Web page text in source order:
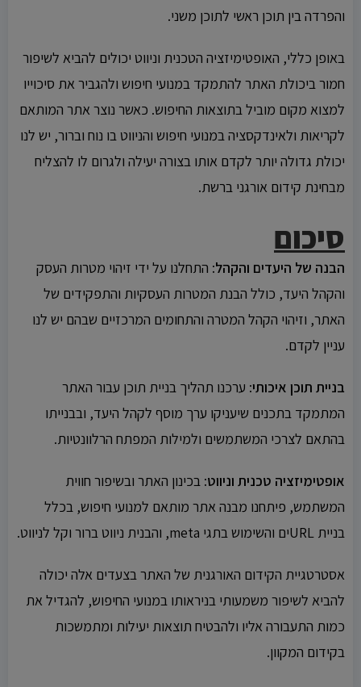
והפרדה בין תוכן ראשי לתוכן משני.
באופן כללי, האופטימיזציה הטכנית וניווט יכולים להביא לשיפור
חמור ביכולת האתר להתמקד במנועי חיפוש ולהגביר את סיכוייו
למצוא מקום מוביל בתוצאות החיפוש. כאשר נוצר אתר המותאם
לקריאות ולאינדקסציה במנועי חיפוש והניווט בו נוח וברור, יש לנו
יכולת גדולה יותר לקדם אותו בצורה יעילה ולגרום לו להצליח
מבחינת קידום אורגני ברשת.
סיכום
הבנה של היעדים והקהל: התחלנו על ידי זיהוי מטרות העסק
והקהל היעד, כולל הבנת המטרות העסקיות והתפקידים של
האתר, וזיהוי הקהל המטרה והתחומים המרכזיים שבהם יש לנו
עניין לקדם.
בניית תוכן איכותי: ערכנו תהליך בניית תוכן עבור האתר
המתמקד בתכנים שיעניקו ערך מוסף לקהל היעד, ובבנייתו
בהתאם לצרכי המשתמשים ולמילות המפתח הרלוונטיות.
אופטימיזציה טכנית וניווט: בכינון האתר ובשיפור חווית
המשתמש, פיתחנו מבנה אתר מותאם למנועי חיפוש, בכלל
בניית URLים והשימוש בתגי meta, והבנית ניווט ברור וקל לניווט.
אסטרטגיית הקידום האורגנית של האתר בצעדים אלה יכולה
להביא לשיפור משמעותי בניראותו במנועי החיפוש, להגדיל את
כמות התעבורה אליו ולהבטיח תוצאות יעילות ומתמשכות
בקידום המקוון.